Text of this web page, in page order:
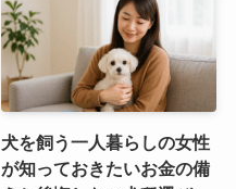
犬を飼う一人暮らしの女性
が知っておきたいお金の備